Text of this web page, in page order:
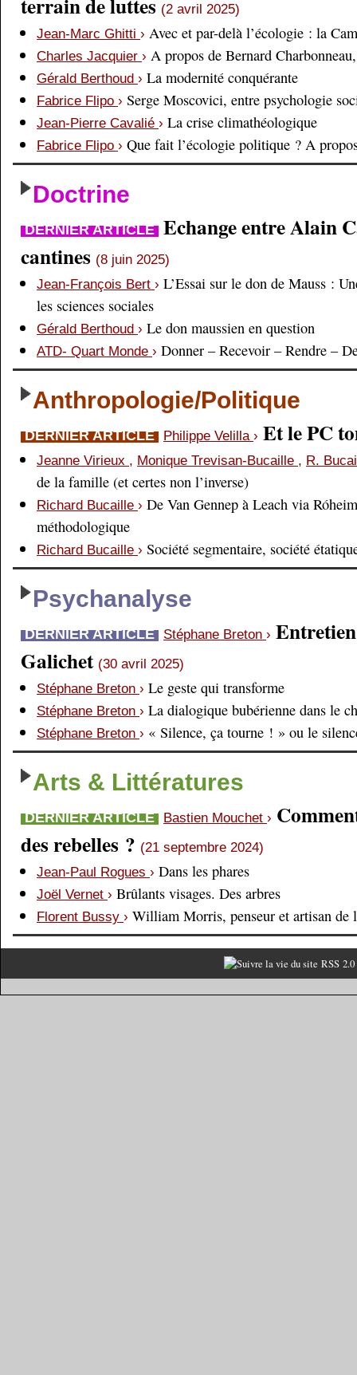
terrain de luttes (2 avril 2025)
Jean-Marc Ghitti › Avec et par-delà l’écologie : la
Charles Jacquier › A propos de Bernard
Gérald Berthoud › La modernité conquérante
Fabrice Flipo › Serge Moscovici, entre psychologie
Jean-Pierre Cavalié › La crise climathéologique
Fabrice Flipo › Que fait l’écologie politique ? A
Doctrine
DERNIER ARTICLE Echange entre Alain
cantines (8 juin 2025)
Jean-François Bert › L’Essai sur le don de Mauss :
les sciences sociales
Gérald Berthoud › Le don maussien en question
ATD- Quart Monde › Donner – Recevoir – Rendre –
Anthropologie/Politique
DERNIER ARTICLE Philippe Velilla › Et le PC
Jeanne Virieux , Monique Trevisan-Bucaille , R.
de la famille (et certes non l’inverse)
Richard Bucaille › De Van Gennep à Leach via
méthodologique
Richard Bucaille › Société segmentaire, société
Psychanalyse
DERNIER ARTICLE Stéphane Breton ›
Galichet (30 avril 2025)
Stéphane Breton › Le geste qui transforme
Stéphane Breton › La dialogique bubérienne dans le
Stéphane Breton › « Silence, ça tourne ! » ou le
Arts & Littératures
DERNIER ARTICLE Bastien Mouchet ›
des rebelles ? (21 septembre 2024)
Jean-Paul Rogues › Dans les phares
Joël Vernet › Brûlants visages. Des arbres
Florent Bussy › William Morris, penseur et artisan de
RSS 2.0